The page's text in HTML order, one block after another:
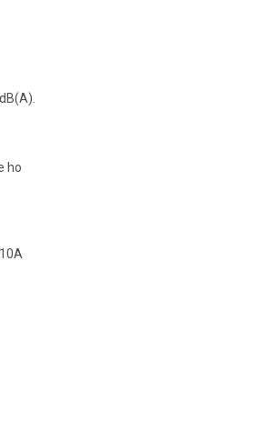
ho